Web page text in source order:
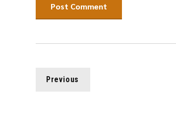
Post Comment
Previous